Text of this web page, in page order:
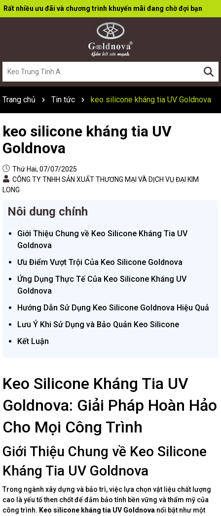
Rất nhiều ưu đãi và chương trình khuyến mãi đang chờ đợi bạn
Trang chủ Tin tức keo silicone kháng tia UV Goldnova
keo silicone kháng tia UV
Goldnova
Thứ Hai, 07/07/2025
CÔNG TY TNHH SẢN XUẤT THƯƠNG MẠI VÀ DỊCH VỤ ĐẠI KIM
LONG
Nôi dung chính
Giới Thiệu Chung về Keo Silicone Kháng Tia UV
Goldnova
Ưu Điểm Vượt Trội Của Keo Silicone Goldnova
Ứng Dụng Thực Tế Của Keo Silicone Kháng UV
Goldnova
Hướng Dẫn Sử Dụng Keo Silicone Goldnova Hiệu Quả
Lưu Ý Khi Sử Dụng và Bảo Quản Keo Silicone
Kết Luận
Keo Silicone Kháng Tia UV
Goldnova: Giải Pháp Hoàn Hảo
Cho Mọi Công Trình
Giới Thiệu Chung về Keo Silicone
Kháng Tia UV Goldnova
Trong ngành xây dựng và bảo trì, việc lựa chọn vật liệu chất lượng
cao là yếu tố then chốt để đảm bảo tính bền vững và thẩm mỹ của
công trình. Keo silicone kháng tia UV Goldnova nổi bật như một